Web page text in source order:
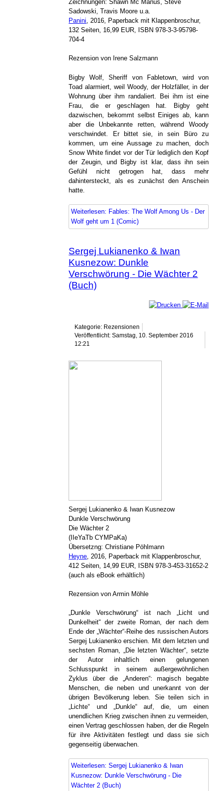
Zeichnungen: Shawn Mc Manus, Steve
Sadowski, Travis Moore u.a.
Panini, 2016, Paperback mit Klappenbroschur,
132 Seiten, 16,99 EUR, ISBN 978-3-3-95798-
704-4
Rezension von Irene Salzmann
Bigby Wolf, Sheriff von Fabletown, wird von
Toad alarmiert, weil Woody, der Holzfäller, in der
Wohnung über ihm randaliert. Bei ihm ist eine
Frau, die er geschlagen hat. Bigby geht
dazwischen, bekommt selbst Einiges ab, kann
aber die Unbekannte retten, während Woody
verschwindet. Er bittet sie, in sein Büro zu
kommen, um eine Aussage zu machen, doch
Snow White findet vor der Tür lediglich den Kopf
der Zeugin, und Bigby ist klar, dass ihn sein
Gefühl nicht getrogen hat, dass mehr
dahintersteckt, als es zunächst den Anschein
hatte.
Weiterlesen: Fables: The Wolf Among Us - Der
Wolf geht um 1 (Comic)
Sergej Lukianenko & Iwan
Kusnezow: Dunkle
Verschwörung - Die Wächter 2
(Buch)
Kategorie: Rezensionen
Veröffentlicht: Samstag, 10. September 2016
12:21
Sergej Lukianenko & Iwan Kusnezow
Dunkle Verschwörung
Die Wächter 2
(IIeYaTb CYMPaKa)
Übersetzng: Christiane Pöhlmann
Heyne , 2016, Paperback mit Klappenbroschur,
412 Seiten, 14,99 EUR, ISBN 978-3-453-31652-2
(auch als eBook erhältlich)
Rezension von Armin Möhle
„Dunkle Verschwörung“ ist nach „Licht und
Dunkelheit“ der zweite Roman, der nach dem
Ende der „Wächter“-Reihe des russischen Autors
Sergej Lukianenko erschien. Mit dem letzten und
sechsten Roman, „Die letzten Wächter“, setzte
der Autor inhaltlich einen gelungenen
Schlusspunkt in seinem außergewöhnlichen
Zyklus über die „Anderen“: magisch begabte
Menschen, die neben und unerkannt von der
übrigen Bevölkerung leben. Sie teilen sich in
„Lichte“ und „Dunkle“ auf, die, um einen
unendlichen Krieg zwischen ihnen zu vermeiden,
einen Vertrag geschlossen haben, der die Regeln
für ihre Aktivitäten festlegt und dass sie sich
gegenseitig überwachen.
Weiterlesen: Sergej Lukianenko & Iwan
Kusnezow: Dunkle Verschwörung - Die
Wächter 2 (Buch)